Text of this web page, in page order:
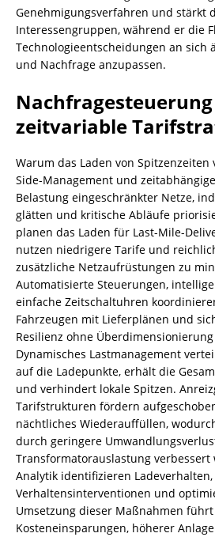
Genehmigungsverfahren und stärkt
Interessengruppen, während er die
Technologieentscheidungen an sich
und Nachfrage anzupassen.
zeitvariable
Warum das Laden von Spitzenzeiten
Side-Management und
Belastung eingeschränkter Netze,
glätten und kritische Abläufe
planen das Laden für Last-Mile-
nutzen niedrigere Tarife und
zusätzliche Netzaufrüstungen zu
Automatisierte Steuerungen,
einfache Zeitschaltuhren
Fahrzeugen mit Lieferplänen und
Resilienz ohne
Dynamisches Lastmanagement
auf die Ladepunkte, erhält die
und verhindert lokale Spitzen.
Tarifstrukturen fördern
nächtliches Wiederauffüllen,
durch geringere
Transformatorauslastung
Analytik identifizieren
Verhaltensinterventionen und
Umsetzung dieser Maßnahmen führt
Kosteneinsparungen, höherer